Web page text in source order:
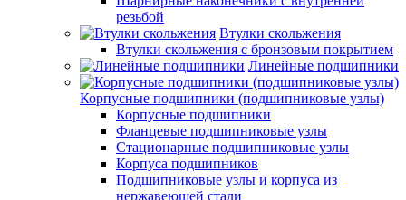
резьбой
Втулки скольжения
Втулки скольжения с бронзовым покрытием
Линейные подшипники
Корпусные подшипники (подшипниковые узлы)
Корпусные подшипники
Фланцевые подшипниковые узлы
Стационарные подшипниковые узлы
Корпуса подшипников
Подшипниковые узлы и корпуса из
нержавеющей стали